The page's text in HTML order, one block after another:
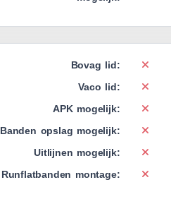
Bovag lid:
Vaco lid:
APK mogelijk:
Banden opslag mogelijk:
Uitlijnen mogelijk:
Runflatbanden montage: